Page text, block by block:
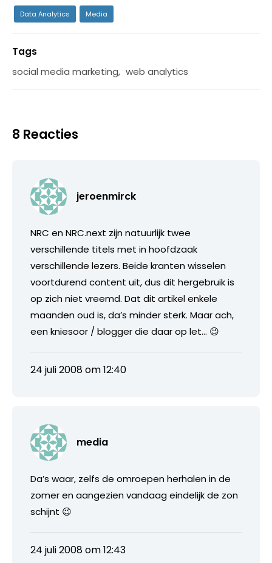
Data Analytics Media
Tags
social media marketing, web analytics
8 Reacties
jeroenmirck
NRC en NRC.next zijn natuurlijk twee
verschillende titels met in hoofdzaak
verschillende lezers. Beide kranten wisselen
voortdurend content uit, dus dit hergebruik is
op zich niet vreemd. Dat dit artikel enkele
maanden oud is, da’s minder sterk. Maar ach,
een kniesoor / blogger die daar op let… 😉
24 juli 2008 om 12:40
media
Da’s waar, zelfs de omroepen herhalen in de
zomer en aangezien vandaag eindelijk de zon
schijnt 😉
24 juli 2008 om 12:43